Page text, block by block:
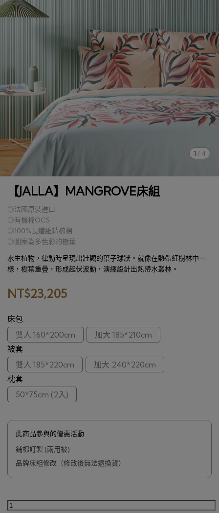
1 / 4
【JALLA】MANGROVE床組
◎法國原裝進口
◎有機棉OCS
◎100%長纖維精梳棉
◎圖案為多色彩的樹葉
水生植物，律動時呈現出壯觀的葉子球狀。就像在熱帶紅樹林中一
樣，樹葉重疊，形成起伏波動，演繹設計出熱帶水叢林。
NT$23,205
床包
雙人 160*200cm
加大 185*210cm
被套
雙人 185*220cm
加大 240*220cm
枕套
50*75cm (2入)
此商品參與的優惠活動
鋪棉訂製 (兩用被)
品牌床組修改（修改後無法退換貨）